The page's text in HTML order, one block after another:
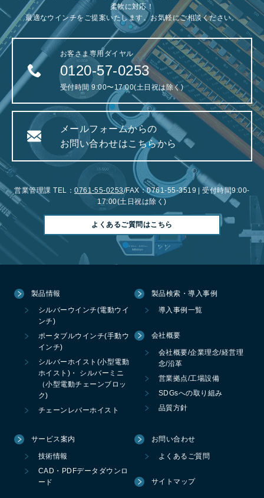
柔軟に対応！
最適なウインチをご提案いたします。お気軽にご相談ください。
お客さま専用ダイヤル
0120-57-0253
受付時間 9:00〜17:00(土日祝は除く)
メールフォームからの
お問い合わせはこちらから
営業管理課 TEL：0761-55-0253/FAX：0761-55-3519 | 受付時間9:00-
17:00(土日祝は除く)
よくあるご質問はこちら
製品情報
シルバーウインチ(電動ウイ
ンチ)
ポータブルウインチ(手動ウ
インチ)
シルバーホイスト(小型電動
ホイスト)・ シルバーミニ
（小型電動チェーンブロッ
ク)
チェーンレバーホイスト
製品検索・導入事例
導入事例一覧
会社概要
会社概要/企業理念/経営理
念/沿革
営業拠点/工場設備
SDGsへの取り組み
品質方針
サービス案内
技術情報
CAD・PDFデータダウンロ
ード
お問い合わせ
よくあるご質問
サイトマップ